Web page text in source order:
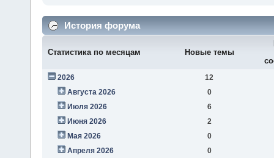
История форума
Статистика по месяцам Новые темы
2026
12
Августа 2026
0
Июля 2026
6
Июня 2026
2
Мая 2026
0
Апреля 2026
0